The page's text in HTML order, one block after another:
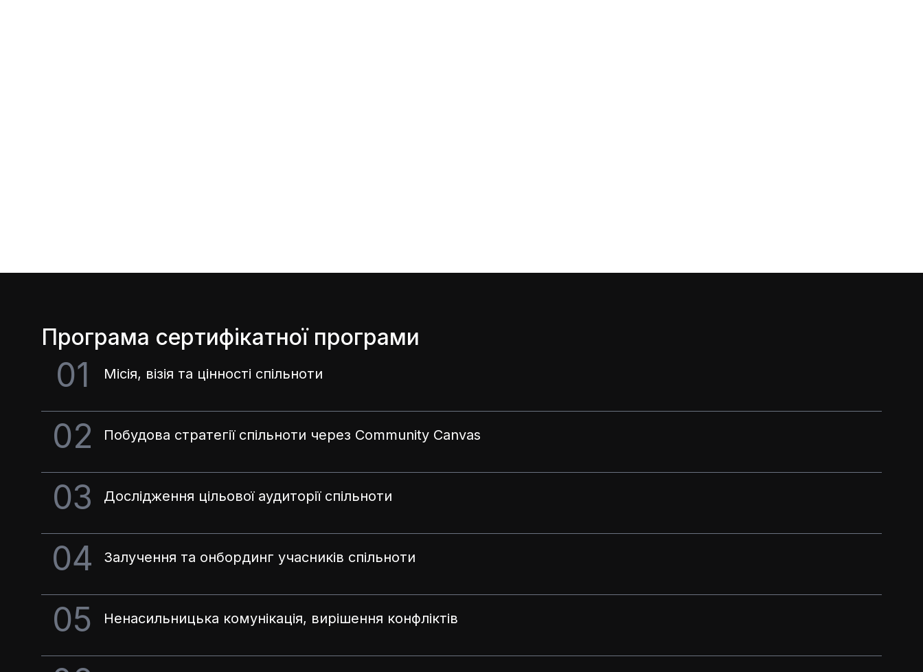
Програма сертифікатної програми
01 Місія, візія та цінності спільноти
02 Побудова стратегії спільноти через Community Canvas
03 Дослідження цільової аудиторії спільноти
04 Залучення та онбординг учасників спільноти
05 Ненасильницька комунікація, вирішення конфліктів